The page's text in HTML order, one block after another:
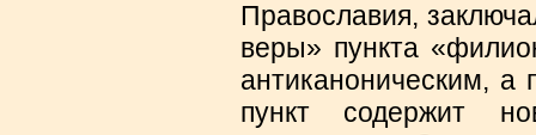
Православия,
веры» пункта
антиканоническим,
пункт содержит